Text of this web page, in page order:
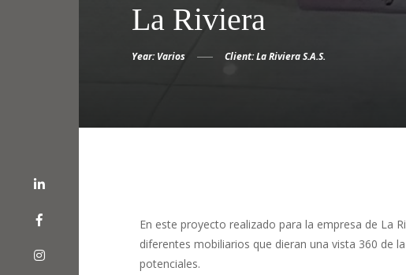
La Riviera
Year: Varios Client: La Riviera S.A.S.
En este proyecto realizado para la empresa de La
diferentes mobiliarios que dieran una vista 360 de
potenciales.